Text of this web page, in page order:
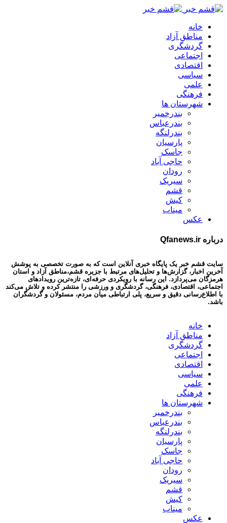
خانه
مناطق آزاد
گردشگری
اجتماعی
اقتصادی
سیاسی
علمی
فرهنگی
شهرستان ها
بندرخمیر
بندرعباس
بندرلنگه
پارسیان
جاسک
حاجی آباد
رودان
سیریک
قشم
کیش
میناب
عکس
درباره Qfanews.ir
سایت قشم خبر یک پایگاه خبری آنلاین است که به صورت تخصصی به پوشش
آخرین اخبار، گزارش‌ها و تحلیل‌های مرتبط با جزیره قشم،مناطق آزاد و استان
هرمزگان می‌پردازد. این رسانه با رویکردی حرفه‌ای، تازه‌ترین رویدادهای
اجتماعی، اقتصادی، فرهنگی، گردشگری و ورزشی را منتشر کرده و تلاش می‌کند
با اطلاع‌رسانی دقیق و سریع، پلی ارتباطی میان مردم، مسئولان و گردشگران
باشد.
خانه
مناطق آزاد
گردشگری
اجتماعی
اقتصادی
سیاسی
علمی
فرهنگی
شهرستان ها
بندرخمیر
بندرعباس
بندرلنگه
پارسیان
جاسک
حاجی آباد
رودان
سیریک
قشم
کیش
میناب
عکس